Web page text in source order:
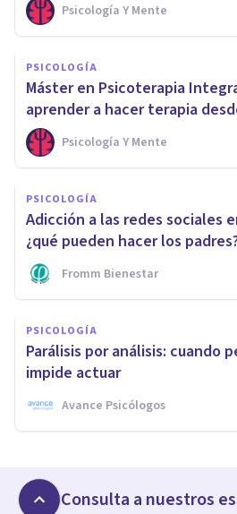
Psicología Y Mente
PSICOLOGÍA
Máster en Psicoterapia
aprender a hacer terapia
Psicología Y Mente
PSICOLOGÍA
Adicción a las redes sociales
¿qué pueden hacer los
Fromm Bienestar
PSICOLOGÍA
Parálisis por análisis: cuando
impide actuar
Avance Psicólogos
Consulta a nuestros